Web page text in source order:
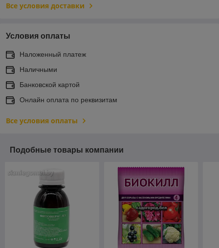
Все условия доставки
Условия оплаты
Наложенный платеж
Наличными
Банковской картой
Онлайн оплата по реквизитам
Все условия оплаты
Подобные товары компании